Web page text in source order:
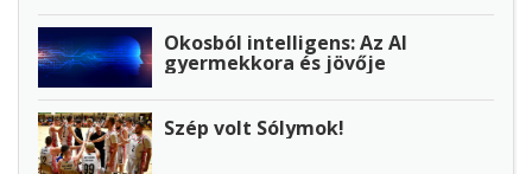
Okosból intelligens: Az AI
gyermekkora és jövője
Szép volt Sólymok!